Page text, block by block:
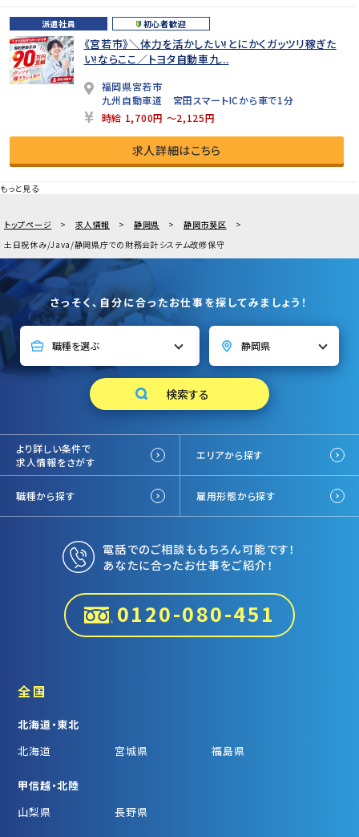
派遣社員 初心者歓迎
《宮若市》＼体力を活かしたい!とにかくガッツリ稼ぎた
い!ならここ／トヨタ自動車九...
福岡県宮若市
九州自動車道 宮田スマートICから車で1分
時給 1,700円 ～2,125円
求人詳細はこちら
もっと見る
トップページ 求人情報 静岡県
静岡市葵区
土日祝休み/Java/静岡県庁での財務会計システム改修保守
さっそく、自分に合ったお仕事を探してみましょう！
より詳しい条件で
求人情報をさがす
エリアから探す
職種から探す 雇用形態から探す
電話でのご相談ももちろん可能です！
あなたに合ったお仕事をご紹介！
0120-080-451
全国
北海道・東北
北海道
宮城県 福島県
甲信越・北陸
山梨県
長野県